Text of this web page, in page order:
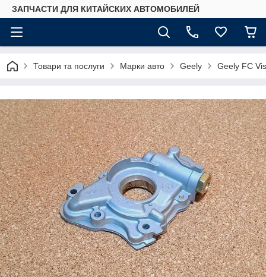
ЗАПЧАСТИ ДЛЯ КИТАЙСКИХ АВТОМОБИЛЕЙ
Товари та послуги Марки авто Geely Geely FC